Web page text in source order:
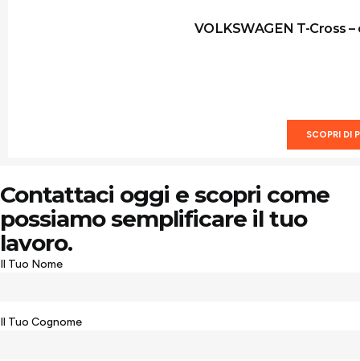
VOLKSWAGEN T-Cross
SCOPRI DI
Contattaci oggi e scopri come
possiamo semplificare il tuo
lavoro.
Il Tuo Nome
Il Tuo Cognome